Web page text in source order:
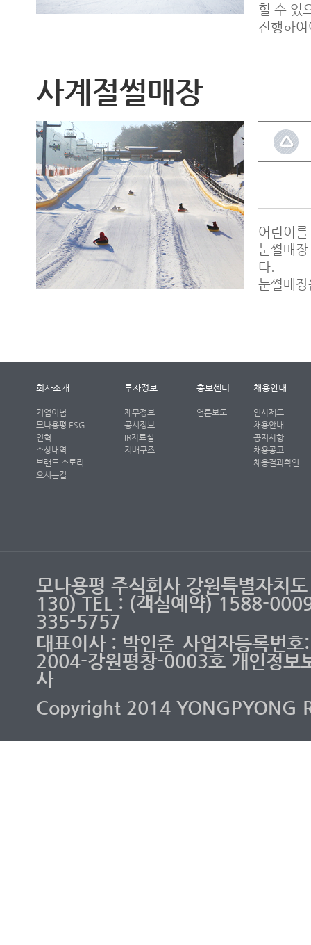
힐 수 있
진행하
사계절썰매장
어린이
눈썰매
다.
눈썰매
회사소개
기업이념
모나용평 ESG
연혁
수상내역
브랜드 스토리
오시는길
투자정보
재무정보
공시정보
IR자료실
지배구조
홍보센터
언론보도
채용안내
인사제도
채용안내
공지사항
채용공고
채용결과확인
모나용평 주식회사 강원특별자치
130) TEL : (객실예약) 1588-
335-5757
대표이사 : 박인준 사업자등록번
2004-강원평창-0003호 개인정보
사
Copyright 2014 YONGPYONG